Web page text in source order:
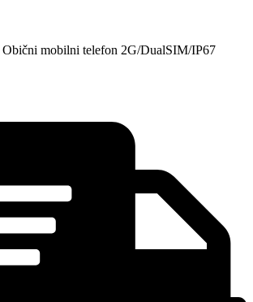
mobilni telefon 2G/DualSIM/IP67